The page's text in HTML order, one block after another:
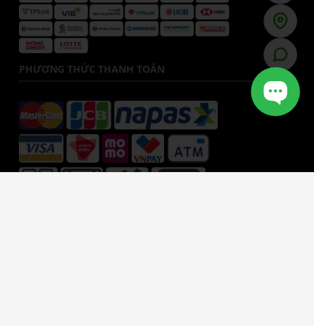
PHƯƠNG THỨC THANH TOÁN